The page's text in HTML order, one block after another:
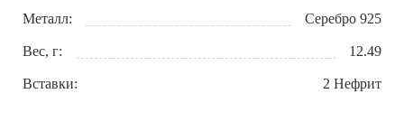
Металл: Серебро 925
Вес, г: 12.49
Вставки: 2 Нефрит